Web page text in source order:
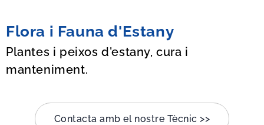
Flora i Fauna d'Estany
Plantes i peixos d'estany, cura i
manteniment.
Contacta amb el nostre Tècnic >>